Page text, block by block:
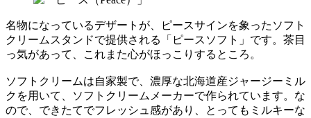
名物になっているデザートが、ピースサインを象ったソフト
クリームスタンドで提供される「ピースソフト」です。茶目
っ気があって、これまた心がほっこりするところ。
ソフトクリームは自家製で、濃厚な北海道産ジャージーミル
クを用いて、ソフトクリームメーカーで作られています。な
ので、できたてでフレッシュ感があり、とってもミルキーな